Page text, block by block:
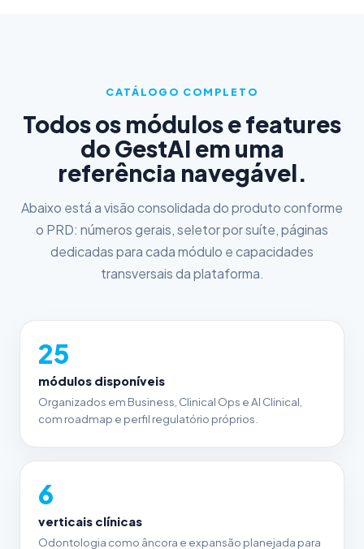
CATÁLOGO COMPLETO
Todos os módulos e features
do GestAI em uma
referência navegável.
Abaixo está a visão consolidada do produto conforme
o PRD: números gerais, seletor por suíte, páginas
dedicadas para cada módulo e capacidades
transversais da plataforma.
25
módulos disponíveis
Organizados em Business, Clinical Ops e AI Clinical,
com roadmap e perfil regulatório próprios.
6
verticais clínicas
Odontologia como âncora e expansão planejada para